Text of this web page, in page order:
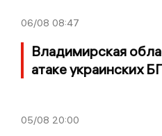
06/08 08:47
Владимирская
атаке украинских
05/08 20:00